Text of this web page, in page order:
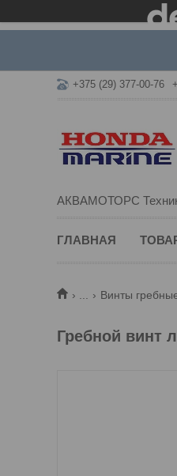
+375 (29) 377-00-76
АКВАМОТОРС
ГЛАВНАЯ
Винты
Гребной винт